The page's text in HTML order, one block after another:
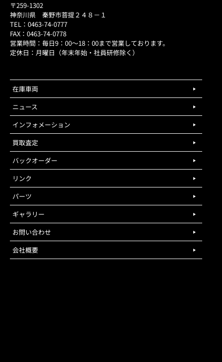
〒259-1302
神奈川県 秦野市菩提２４８－１
TEL：0463-74-0777
FAX：0463-74-0778
営業時間：毎日9：00～18：00まで営業しております。
定休日：月曜日（年末年始・社員研修除く）
在庫車両
ニュース
インフォメーション
買取査定
バックオーダー
リンク
パーツ
ギャラリー
お問い合わせ
会社概要